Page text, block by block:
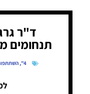
ד"ר
תנחומים
4"
,